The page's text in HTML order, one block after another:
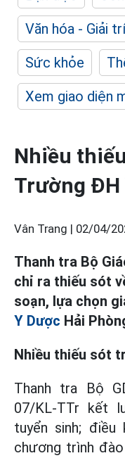
Văn hóa - Giải trí
Sức khỏe
Xem giao diện
Nhiều
Trường ĐH
Vân Trang | 02/04/
Thanh tra Bộ
chỉ ra thiếu sót
soạn, lựa chọn
Y Dược Hải
Nhiều thiếu sót
Thanh tra Bộ
07/KL-TTr kết
tuyển sinh; điều
chương trình